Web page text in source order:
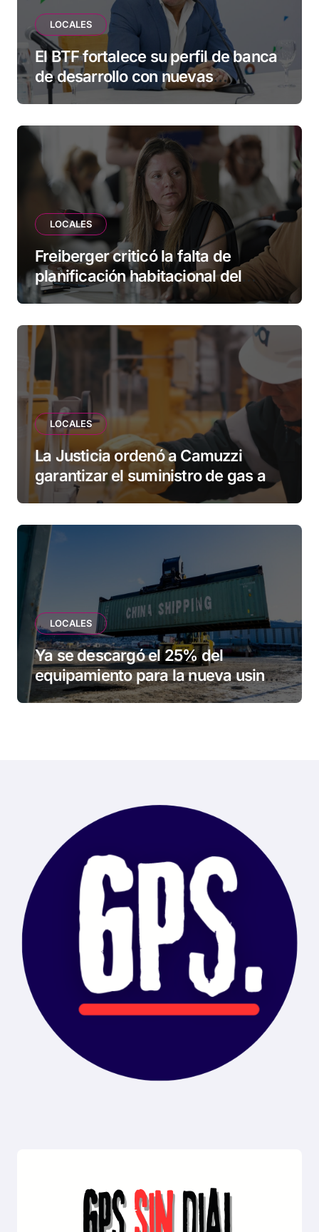
LOCALES
El BTF fortalece su perfil de banca
de desarrollo con nuevas
herramientas para familias y
LOCALES
Freiberger criticó la falta de
planificación habitacional del
Municipio: “Vuoto deja afuera a
esperando”
LOCALES
La Justicia ordenó a Camuzzi
garantizar el suministro de gas a
una familia de Tolhuin
LOCALES
Ya se descargó el 25% del
equipamiento para la nueva usina
de Ushuaia